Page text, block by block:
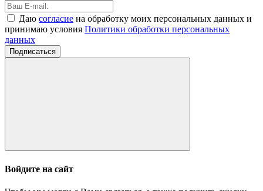
Даю согласие на обработку моих персональных данных и
принимаю условия Политики обработки персональных
данных
Подписаться
Войдите на сайт